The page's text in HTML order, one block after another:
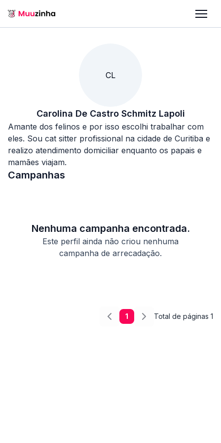
CL
Carolina De Castro Schmitz Lapoli
Amante dos felinos e por isso escolhi trabalhar com
eles. Sou cat sitter profissional na cidade de Curitiba e
realizo atendimento domiciliar enquanto os papais e
mamães viajam.
Campanhas
Nenhuma campanha encontrada.
Este perfil ainda não criou nenhuma
campanha de arrecadação.
1 Total de páginas 1